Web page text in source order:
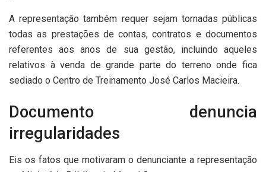
A representação também requer sejam tornadas públicas
todas as prestações de contas, contratos e documentos
referentes aos anos de sua gestão, incluindo aqueles
relativos à venda de grande parte do terreno onde fica
sediado o Centro de Treinamento José Carlos Macieira.
Documento denuncia
irregularidades
Eis os fatos que motivaram o denunciante a representação